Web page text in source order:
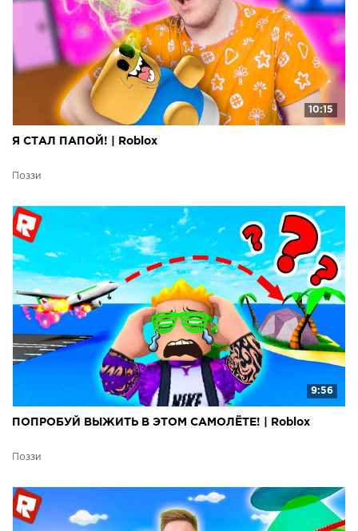
10:15
Я СТАЛ ПАПОЙ! | Roblox
Поззи
9:56
ПОПРОБУЙ ВЫЖИТЬ В ЭТОМ САМОЛЁТЕ! | Roblox
Поззи